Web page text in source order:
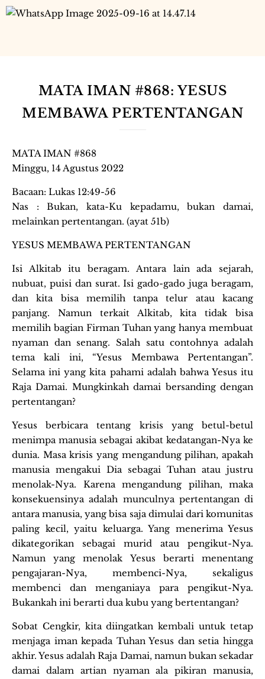
MATA IMAN #868: YESUS
MEMBAWA PERTENTANGAN
MATA IMAN #868
Minggu, 14 Agustus 2022
Bacaan: Lukas 12:49-56
Nas : Bukan, kata-Ku kepadamu, bukan damai,
melainkan pertentangan. (ayat 51b)
YESUS MEMBAWA PERTENTANGAN
Isi Alkitab itu beragam. Antara lain ada sejarah,
nubuat, puisi dan surat. Isi gado-gado juga beragam,
dan kita bisa memilih tanpa telur atau kacang
panjang. Namun terkait Alkitab, kita tidak bisa
memilih bagian Firman Tuhan yang hanya membuat
nyaman dan senang. Salah satu contohnya adalah
tema kali ini, “Yesus Membawa Pertentangan”.
Selama ini yang kita pahami adalah bahwa Yesus itu
Raja Damai. Mungkinkah damai bersanding dengan
pertentangan?
Yesus berbicara tentang krisis yang betul-betul
menimpa manusia sebagai akibat kedatangan-Nya ke
dunia. Masa krisis yang mengandung pilihan, apakah
manusia mengakui Dia sebagai Tuhan atau justru
menolak-Nya. Karena mengandung pilihan, maka
konsekuensinya adalah munculnya pertentangan di
antara manusia, yang bisa saja dimulai dari komunitas
paling kecil, yaitu keluarga. Yang menerima Yesus
dikategorikan sebagai murid atau pengikut-Nya.
Namun yang menolak Yesus berarti menentang
pengajaran-Nya, membenci-Nya, sekaligus
membenci dan menganiaya para pengikut-Nya.
Bukankah ini berarti dua kubu yang bertentangan?
Sobat Cengkir, kita diingatkan kembali untuk tetap
menjaga iman kepada Tuhan Yesus dan setia hingga
akhir. Yesus adalah Raja Damai, namun bukan sekadar
damai dalam artian nyaman ala pikiran manusia,